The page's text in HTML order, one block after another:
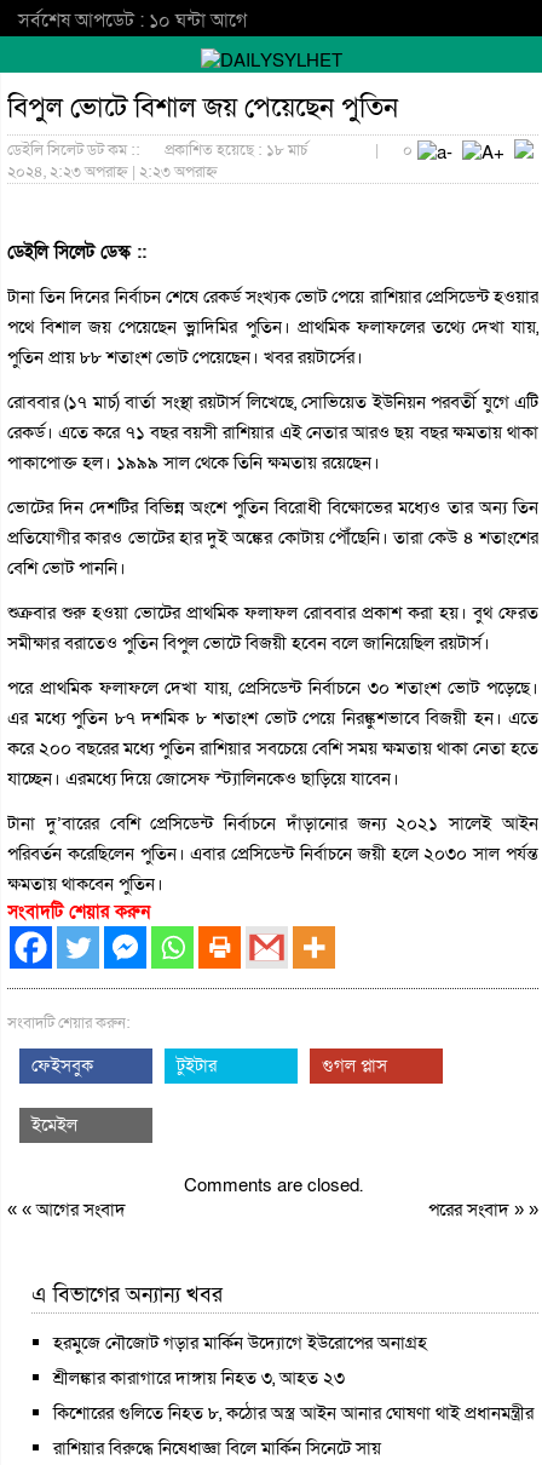
সর্বশেষ আপডেট : ১০ ঘন্টা আগে
বিপুল ভোটে বিশাল জয় পেয়েছেন পুতিন
ডেইলি সিলেট ডট কম ::
প্রকাশিত হয়েছে : ১৮ মার্চ
২০২৪, ২:২৩ অপরাহ্ন | ২:২৩ অপরাহ্ন
| ০
ডেইলি সিলেট ডেস্ক ::
টানা তিন দিনের নির্বাচন শেষে রেকর্ড সংখ্যক ভোট পেয়ে রাশিয়ার প্রেসিডেন্ট হওয়ার
পথে বিশাল জয় পেয়েছেন ভ্লাদিমির পুতিন। প্রাথমিক ফলাফলের তথ্যে দেখা যায়,
পুতিন প্রায় ৮৮ শতাংশ ভোট পেয়েছেন। খবর রয়টার্সের।
রোববার (১৭ মার্চ) বার্তা সংস্থা রয়টার্স লিখেছে, সোভিয়েত ইউনিয়ন পরবর্তী যুগে এটি
রেকর্ড। এতে করে ৭১ বছর বয়সী রাশিয়ার এই নেতার আরও ছয় বছর ক্ষমতায় থাকা
পাকাপোক্ত হল। ১৯৯৯ সাল থেকে তিনি ক্ষমতায় রয়েছেন।
ভোটের দিন দেশটির বিভিন্ন অংশে পুতিন বিরোধী বিক্ষোভের মধ্যেও তার অন্য তিন
প্রতিযোগীর কারও ভোটের হার দুই অঙ্কের কোটায় পৌঁছেনি। তারা কেউ ৪ শতাংশের
বেশি ভোট পাননি।
শুক্রবার শুরু হওয়া ভোটের প্রাথমিক ফলাফল রোববার প্রকাশ করা হয়। বুথ ফেরত
সমীক্ষার বরাতেও পুতিন বিপুল ভোটে বিজয়ী হবেন বলে জানিয়েছিল রয়টার্স।
পরে প্রাথমিক ফলাফলে দেখা যায়, প্রেসিডেন্ট নির্বাচনে ৩০ শতাংশ ভোট পড়েছে।
এর মধ্যে পুতিন ৮৭ দশমিক ৮ শতাংশ ভোট পেয়ে নিরঙ্কুশভাবে বিজয়ী হন। এতে
করে ২০০ বছরের মধ্যে পুতিন রাশিয়ার সবচেয়ে বেশি সময় ক্ষমতায় থাকা নেতা হতে
যাচ্ছেন। এরমধ্যে দিয়ে জোসেফ স্ট্যালিনকেও ছাড়িয়ে যাবেন।
টানা দু’বারের বেশি প্রেসিডেন্ট নির্বাচনে দাঁড়ানোর জন্য ২০২১ সালেই আইন
পরিবর্তন করেছিলেন পুতিন। এবার প্রেসিডেন্ট নির্বাচনে জয়ী হলে ২০৩০ সাল পর্যন্ত
ক্ষমতায় থাকবেন পুতিন।
সংবাদটি শেয়ার করুন
সংবাদটি শেয়ার করুন:
ফেইসবুক টুইটার গুগল প্লাস
ইমেইল
Comments are closed.
« «আগের সংবাদ পরের সংবাদ» »
এ বিভাগের অন্যান্য খবর
হরমুজে নৌজোট গড়ার মার্কিন উদ্যোগে ইউরোপের অনাগ্রহ
শ্রীলঙ্কার কারাগারে দাঙ্গায় নিহত ৩, আহত ২৩
কিশোরের গুলিতে নিহত ৮, কঠোর অস্ত্র আইন আনার ঘোষণা থাই প্রধানমন্ত্রীর
রাশিয়ার বিরুদ্ধে নিষেধাজ্ঞা বিলে মার্কিন সিনেটে সায়